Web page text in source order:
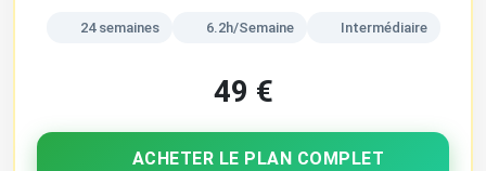
24 semaines 6.2h/Semaine Intermédiaire
49 €
ACHETER LE PLAN COMPLET